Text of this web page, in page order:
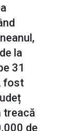
la
31
fost
treacă
de